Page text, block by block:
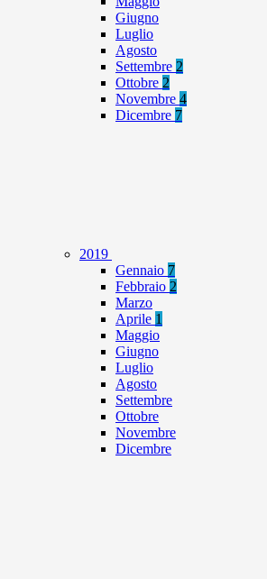
Giugno
Luglio
Agosto
Settembre 2
Ottobre 2
Novembre 4
Dicembre 7
2019
Gennaio 7
Febbraio 2
Marzo
Aprile 1
Maggio
Giugno
Luglio
Agosto
Settembre
Ottobre
Novembre
Dicembre